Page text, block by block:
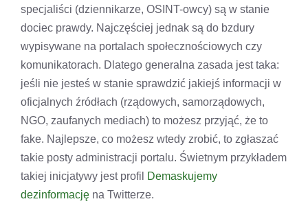
specjaliści (dziennikarze, OSINT-owcy) są w stanie
dociec prawdy. Najczęściej jednak są do bzdury
wypisywane na portalach społecznościowych czy
komunikatorach. Dlatego generalna zasada jest taka:
jeśli nie jesteś w stanie sprawdzić jakiejś informacji w
oficjalnych źródłach (rządowych, samorządowych,
NGO, zaufanych mediach) to możesz przyjąć, że to
fake. Najlepsze, co możesz wtedy zrobić, to zgłaszać
takie posty administracji portalu. Świetnym przykładem
takiej inicjatywy jest profil
Demaskujemy
dezinformację na Twitterze.